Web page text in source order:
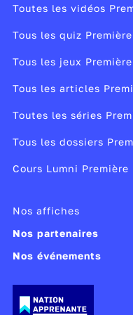
République
Producteur :Vie
Publié le 13/02/26
Modifié le 18/02/26
Toutes les vidéos
Tous les quiz Première
Tous les jeux Première
Tous les articles
Toutes les séries
Tous les dossiers
Cours Lumni Première
Nos affiches
Nos partenaires
Nos événements